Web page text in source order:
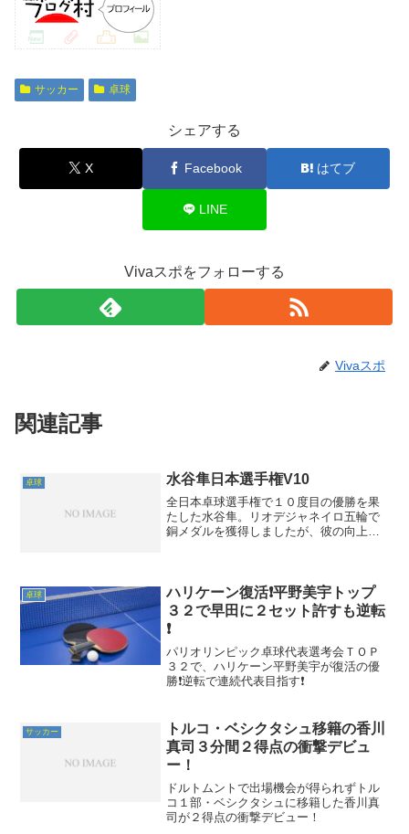
サッカー 卓球
シェアする
X Facebook はてブ
LINE
Vivaスポをフォローする
Vivaスポ
関連記事
卓球 水谷隼日本選手権V10
全日本卓球選手権で１０度目の優勝を果
たした水谷隼。リオデジャネイロ五輪で
銅メダルを獲得しましたが、彼の向上心
り上がりを見せるはずです。期待してい
ます。
卓球
ハリケーン復活❗平野美宇トップ
３２で早田に２セット許すも逆転
❗
パリオリンピック卓球代表選考会ＴＯＰ
３２で、ハリケーン平野美宇が復活の優
勝❗逆転で連続代表目指す❗
サッカー
トルコ・ベシクタシュ移籍の香川
真司３分間２得点の衝撃デビュ
ー！
ドルトムントで出場機会が得られずトル
コ１部・ベシクタシュに移籍した香川真
司が２得点の衝撃デビュー！